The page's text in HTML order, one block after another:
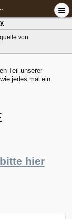
der Eisquelle
von
Teil unserer
jedes mal ein
hier